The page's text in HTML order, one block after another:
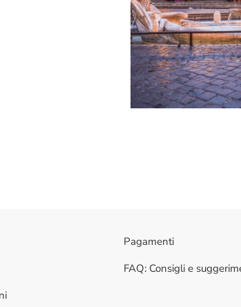
Pagamenti
FAQ: Consigli e